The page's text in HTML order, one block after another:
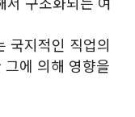
국지적인 직업의
에 의해 영향을